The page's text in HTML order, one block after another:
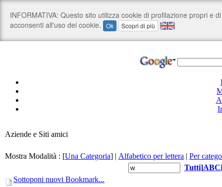
Aziende e Siti amici
Mostra Modalità : [Una Categoria] | Alfabetico per lettera | Per
Tutti]ABC
Sottoponi nuovi Bookmark...